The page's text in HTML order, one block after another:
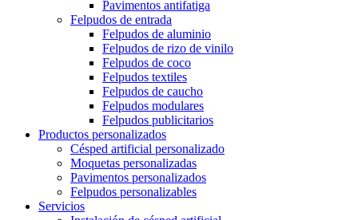
Pavimentos antifatiga
Felpudos de entrada
Felpudos de aluminio
Felpudos de rizo de vinilo
Felpudos de coco
Felpudos textiles
Felpudos de caucho
Felpudos modulares
Felpudos publicitarios
Productos personalizados
Césped artificial personalizado
Moquetas personalizadas
Pavimentos personalizados
Felpudos personalizables
Servicios